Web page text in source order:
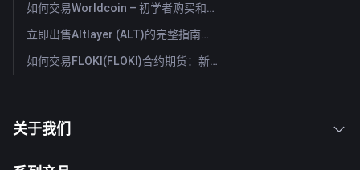
如何交易Worldcoin – 初学者购买和出售WLD的指南与技巧
立即出售Altlayer (ALT)的完整指南：快速出售Altlayer的方法
如何交易FLOKI(FLOKI)合约期货：新手全面指南
关于我们